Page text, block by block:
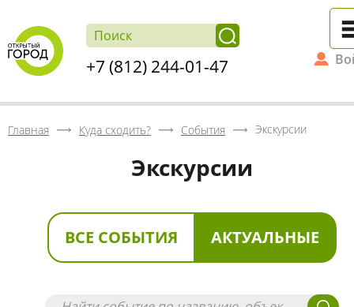
+7 (812) 244-01-47
Главная Куда сходить? События Экскурсии
Экскурсии
ВСЕ СОБЫТИЯ АКТУАЛЬНЫЕ